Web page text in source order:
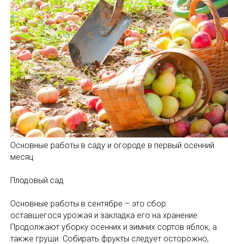
Основные работы в саду и огороде в первый осенний
месяц
Плодовый сад
Основные работы в сентябре – это сбор
оставшегося урожая и закладка его на хранение.
Продолжают уборку осенних и зимних сортов яблок, а
также груши. Собирать фрукты следует осторожно,